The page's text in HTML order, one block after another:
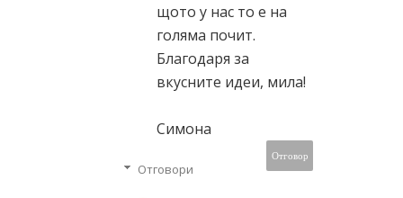
щото у нас то е на
голяма почит.
Благодаря за
вкусните идеи, мила!
Симона
Отговор
Отговори